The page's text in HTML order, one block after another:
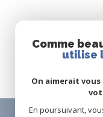
Comme
utilise
On aimerait
En poursuivant,